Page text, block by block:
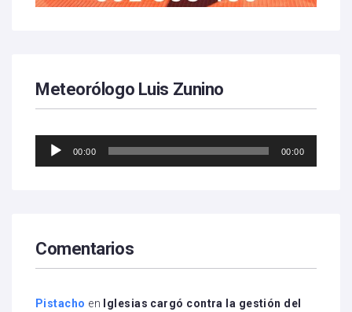
Meteorólogo Luis Zunino
Reproductor
00:00 00:00
Comentarios
Pistacho en
Iglesias cargó contra la gestión del